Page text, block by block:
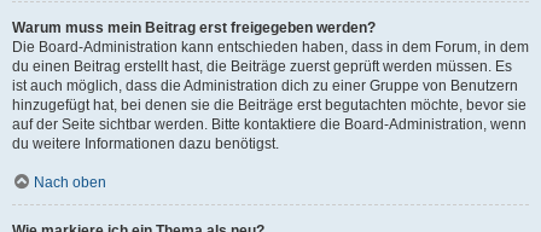
Warum muss mein Beitrag erst freigegeben werden?
Die Board-Administration kann entschieden haben, dass in dem Forum, in dem
du einen Beitrag erstellt hast, die Beiträge zuerst geprüft werden müssen. Es
ist auch möglich, dass die Administration dich zu einer Gruppe von Benutzern
hinzugefügt hat, bei denen sie die Beiträge erst begutachten möchte, bevor sie
auf der Seite sichtbar werden. Bitte kontaktiere die Board-Administration, wenn
du weitere Informationen dazu benötigst.
Nach oben